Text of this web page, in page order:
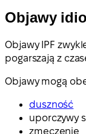
Objawy
Objawy IPF
pogarszają z
Objawy mogą
duszność
uporczywy
zmęczenie